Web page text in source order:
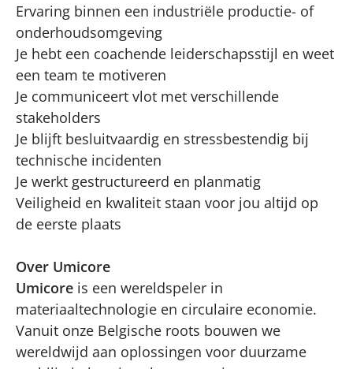
Ervaring binnen een industriële productie- of
onderhoudsomgeving
Je hebt een coachende leiderschapsstijl en weet
een team te motiveren
Je communiceert vlot met verschillende
stakeholders
Je blijft besluitvaardig en stressbestendig bij
technische incidenten
Je werkt gestructureerd en planmatig
Veiligheid en kwaliteit staan voor jou altijd op
de eerste plaats
Over Umicore
Umicore is een wereldspeler in
materiaaltechnologie en circulaire economie.
Vanuit onze Belgische roots bouwen we
wereldwijd aan oplossingen voor duurzame